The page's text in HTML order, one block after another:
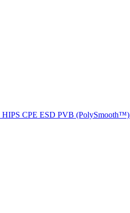
HIPS CPE ESD PVB (PolySmooth™)